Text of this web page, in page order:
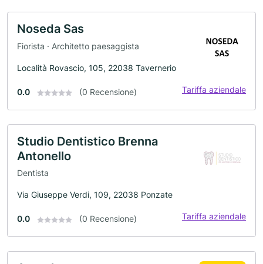
Noseda Sas
Fiorista · Architetto paesaggista
Località Rovascio, 105, 22038 Tavernerio
0.0 (0 Recensione) Tariffa aziendale
Studio Dentistico Brenna
Antonello
Dentista
Via Giuseppe Verdi, 109, 22038 Ponzate
0.0 (0 Recensione) Tariffa aziendale